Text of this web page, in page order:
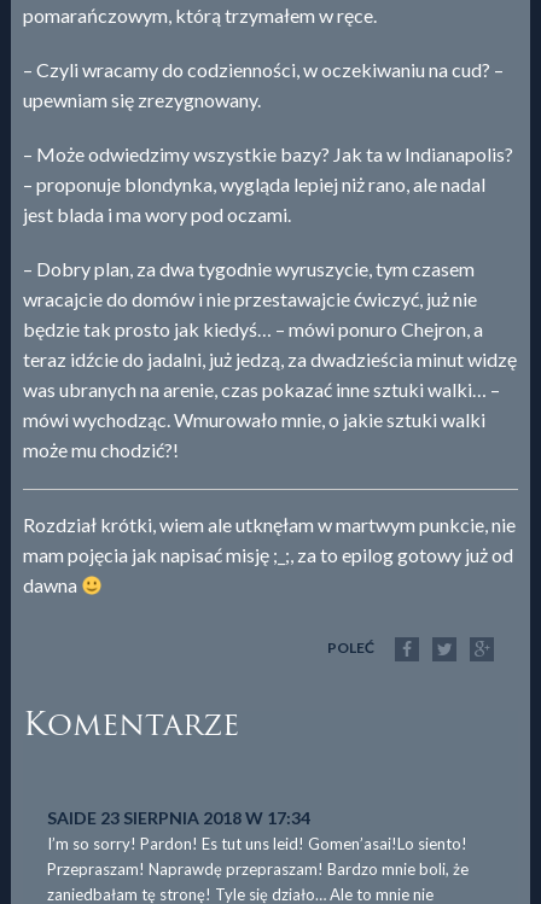
pomarańczowym, którą trzymałem w ręce.
– Czyli wracamy do codzienności, w oczekiwaniu na cud? –
upewniam się zrezygnowany.
– Może odwiedzimy wszystkie bazy? Jak ta w Indianapolis?
– proponuje blondynka, wygląda lepiej niż rano, ale nadal
jest blada i ma wory pod oczami.
– Dobry plan, za dwa tygodnie wyruszycie, tym czasem
wracajcie do domów i nie przestawajcie ćwiczyć, już nie
będzie tak prosto jak kiedyś… – mówi ponuro Chejron, a
teraz idźcie do jadalni, już jedzą, za dwadzieścia minut widzę
was ubranych na arenie, czas pokazać inne sztuki walki… –
mówi wychodząc. Wmurowało mnie, o jakie sztuki walki
może mu chodzić?!
Rozdział krótki, wiem ale utknęłam w martwym punkcie, nie
mam pojęcia jak napisać misję ;_;, za to epilog gotowy już od
dawna
POLEĆ
Komentarze
SAIDE 23 SIERPNIA 2018 W 17:34
I’m so sorry! Pardon! Es tut uns leid! Gomen’asai!Lo siento!
Przepraszam! Naprawdę przepraszam! Bardzo mnie boli, że
zaniedbałam tę stronę! Tyle się działo… Ale to mnie nie